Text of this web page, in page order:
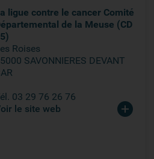
ligue contre le cancer Comité
de la Meuse (CD
Roises
SAVONNIERES DEVANT
03 29 76 26 76
le site web